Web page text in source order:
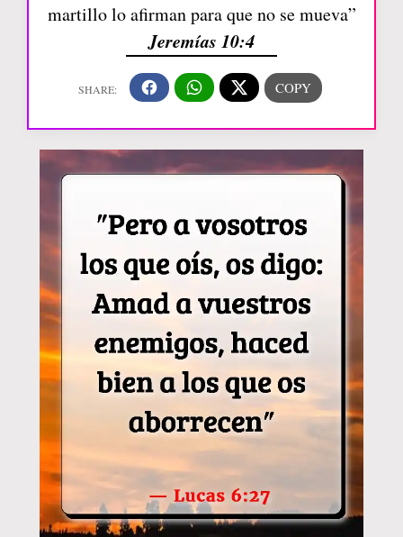
martillo lo afirman para que no se mueva”
Jeremías 10:4